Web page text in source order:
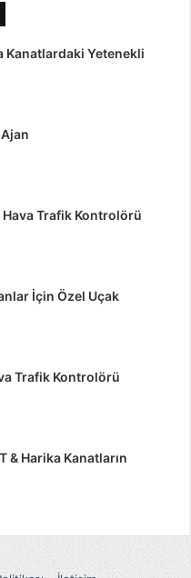
Kanatlardaki Yetenekli
Hava Trafik Kontrolörü
İçin Özel Uçak
Trafik Kontrolörü
& Harika Kanatların